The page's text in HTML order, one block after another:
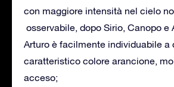
con maggiore intensità nel cielo
osservabile, dopo Sirio, Canopo e
Arturo è facilmente individuabile a
caratteristico colore arancione,
acceso;